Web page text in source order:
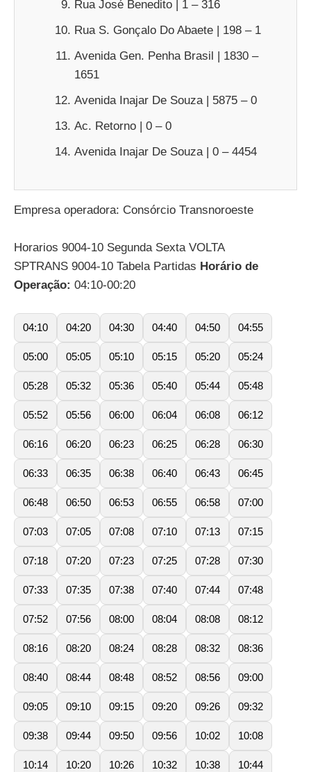
Rua José Benedito | 1 – 316
Rua S. Gonçalo Do Abaete | 198 – 1
Avenida Gen. Penha Brasil | 1830 –
1651
Avenida Inajar De Souza | 5875 – 0
Ac. Retorno | 0 – 0
Avenida Inajar De Souza | 0 – 4454
Empresa operadora: Consórcio Transnoroeste
Horarios 9004-10 Segunda Sexta VOLTA
SPTRANS 9004-10 Tabela Partidas Horário de
Operação: 04:10-00:20
04:10 04:20 04:30 04:40 04:50 04:55
05:00 05:05 05:10 05:15 05:20 05:24
05:28 05:32 05:36 05:40 05:44 05:48
05:52 05:56 06:00 06:04 06:08 06:12
06:16 06:20 06:23 06:25 06:28 06:30
06:33 06:35 06:38 06:40 06:43 06:45
06:48 06:50 06:53 06:55 06:58 07:00
07:03 07:05 07:08 07:10 07:13 07:15
07:18 07:20 07:23 07:25 07:28 07:30
07:33 07:35 07:38 07:40 07:44 07:48
07:52 07:56 08:00 08:04 08:08 08:12
08:16 08:20 08:24 08:28 08:32 08:36
08:40 08:44 08:48 08:52 08:56 09:00
09:05 09:10 09:15 09:20 09:26 09:32
09:38 09:44 09:50 09:56 10:02 10:08
10:14 10:20 10:26 10:32 10:38 10:44